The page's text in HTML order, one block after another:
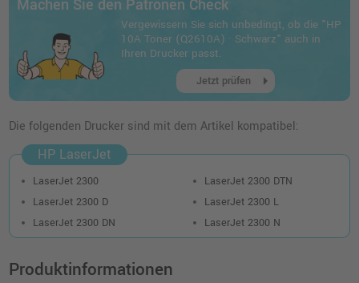
Machen Sie den Patronen Check
Vergewissern Sie sich unbedingt, ob die "HP
10A Toner (Q2610A) · Schwarz" auch in
Ihren Drucker passt.
Jetzt prüfen arrow_right
Die folgenden Drucker sind mit dem Artikel kompatibel:
HP LaserJet
LaserJet 2300
LaserJet 2300 D
LaserJet 2300 DN
LaserJet 2300 DTN
LaserJet 2300 L
LaserJet 2300 N
Produktinformationen